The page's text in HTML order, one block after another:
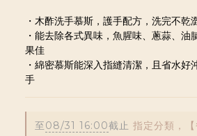
・木酢洗手慕斯，護手配方，洗完不乾
・能去除各式異味，魚腥味、蔥蒜、油
果佳
・綿密慕斯能深入指縫清潔，且省水好
手
至08/31 16:00截止 指定分類，